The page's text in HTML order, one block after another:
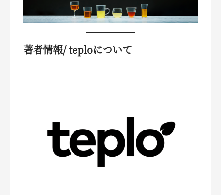
著者情報/ teploについて